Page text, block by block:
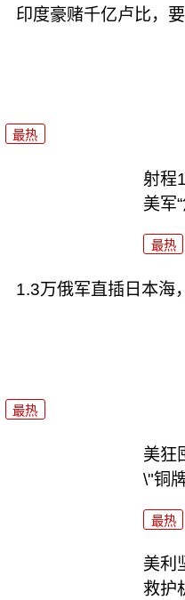
印度豪赌千亿卢比，要
最热
射程
美军“
最热
1.3万俄军直插日本海
最热
美狂
\"铜
最热
美利
救护